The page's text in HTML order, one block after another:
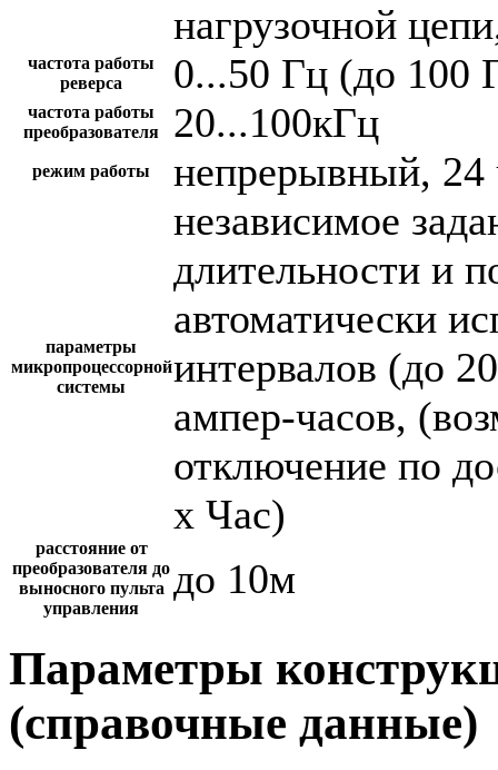
нагрузочной
частота работы
реверса
0...50 Гц (до 100
частота работы
преобразователя
20...100кГц
режим работы непрерывный, 24
параметры
микропроцессорной
системы
независимое
длительности и
автоматически
интервалов (до
ампер-часов,
отключение по
х Час)
расстояние от
преобразователя до
выносного пульта
управления
до 10м
Параметры
(справочные данные)